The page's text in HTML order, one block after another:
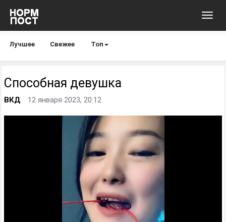
Лучшее Свежее Топ
Способная девушка
ВКД 12 января 2023, 20:12